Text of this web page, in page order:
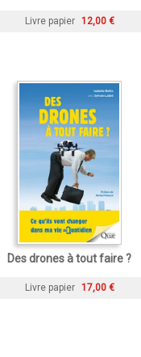
Livre papier 12,00 €
Des drones à tout faire ?
Livre papier 17,00 €